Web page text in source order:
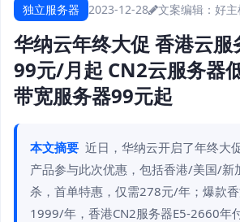
独立服务器 2023-12-28 文案编辑：好
华纳云年终大促 香港云
99元/月起 CN2云服务器
带宽服务器99元起
本文摘要 近日，华纳云开启了年终大
产品参与此次优惠，包括香港/美国/新
杀，首单特惠，仅需278元/年；爆款
1999/年，香港CN2服务器E5-2660年